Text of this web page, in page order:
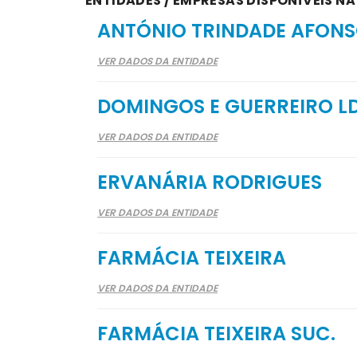
ANTÓNIO TRINDADE
VER DADOS DA ENTIDADE
DOMINGOS E GUERREIRO
VER DADOS DA ENTIDADE
ERVANÁRIA RODRIGUES
VER DADOS DA ENTIDADE
FARMÁCIA TEIXEIRA
VER DADOS DA ENTIDADE
FARMÁCIA TEIXEIRA SUC.